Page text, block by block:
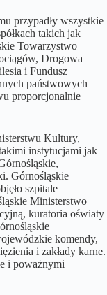
przypadły wszystkie
takich jak
Towarzystwo
Drogowa
i Fundusz
państwowych
proporcjonalnie
Kultury,
instytucjami jak
Górnośląskie
szpitale
Ministerstwo
kuratoria oświaty
komendy,
i zakłady karne.
i poważnymi